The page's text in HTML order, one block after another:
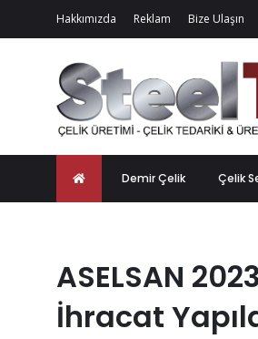
Hakkımızda Reklam Bize Ulaşın
Demir Çelik Çelik
ASELSAN
İhracat